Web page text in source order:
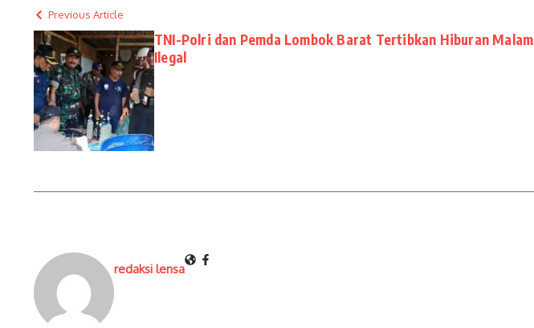
Previous Article
TNI-Polri dan Pemda Lombok Barat Tertibkan Hiburan Malam
Ilegal
redaksi lensa